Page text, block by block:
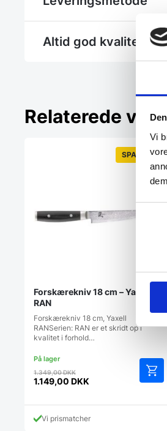
Vi
Altid god kvalitet, se
Relaterede
SPAR 15%
Forskærekniv 18 cm – Yaxell
RAN
Forskærekniv 18 cm, Yaxell
RANSerien: RAN er et skridt op i
kvalitet i forhold…
1.349,00DKKDen
oprindelige
var:
1.349,00 DKK.
1.149,00 DKK
aktuelle
pris
er:Vi prismatcher